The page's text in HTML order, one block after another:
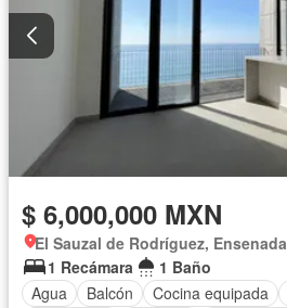
$ 6,000,000 MXN
El Sauzal de Rodríguez, Ensenada
1 Recámara
1 Baño
Agua
Balcón Cocina equipada